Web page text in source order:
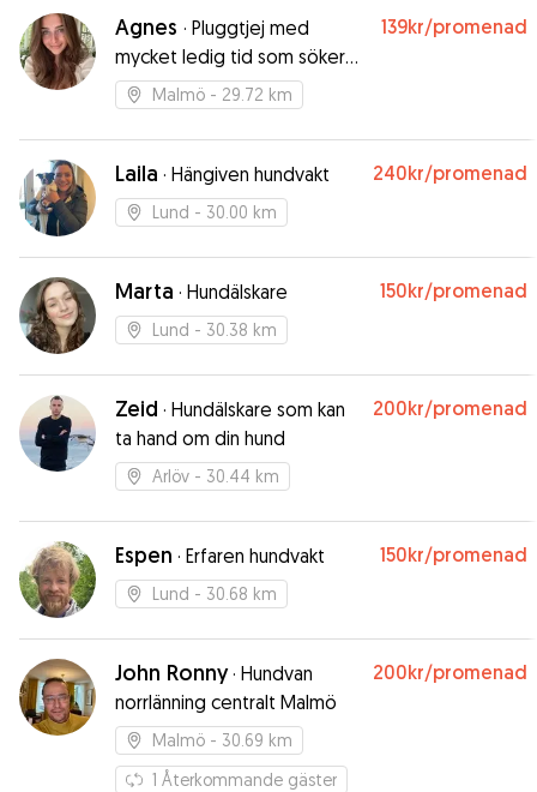
recommend Sofie to other dog parents.
Agnes · Pluggtjej med
mycket ledig tid som söker
någon kompis o dela den
med💛
139kr/promenad
Malmö - 29.72 km
Laila · Hängiven hundvakt 240kr/promenad
Lund - 30.00 km
Marta · Hundälskare 150kr/promenad
Lund - 30.38 km
Zeid · Hundälskare som kan
ta hand om din hund
200kr/promenad
Arlöv - 30.44 km
Espen · Erfaren hundvakt 150kr/promenad
Lund - 30.68 km
John Ronny· Hundvan
norrlänning centralt Malmö
200kr/promenad
Malmö - 30.69 km
1 Återkommande gäster